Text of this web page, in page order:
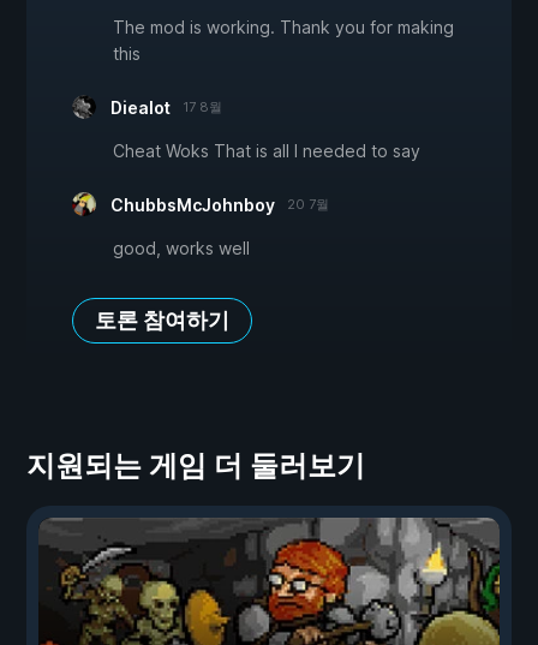
The mod is working. Thank you for making
this
Diealot 17 8월
Cheat Woks That is all I needed to say
ChubbsMcJohnboy 20 7월
good, works well
토론 참여하기
지원되는 게임 더 둘러보기